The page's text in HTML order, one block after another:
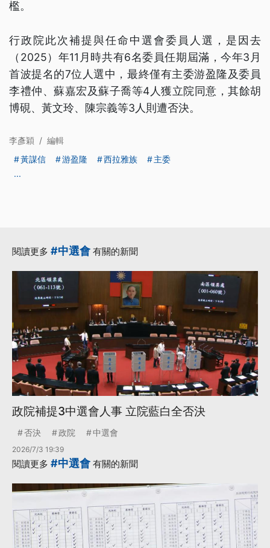
檻。
行政院此次補提與任命中選會委員人選，是因去
（2025）年11月時共有6名委員任期屆滿，今年3月
首波提名的7位人選中，最終僅有主委游盈隆及委員
李禮仲、蘇嘉宏及蘇子喬等4人獲立院同意，其餘胡
博硯、黃文玲、陳宗義等3人則遭否決。
李彥穎 / 編輯
黃謀信
游盈隆 西拉雅族
主委
...
閱讀更多 #中選會 有關的新聞
政院補提3中選會人事 立院藍白全否決
否決 政院 中選會
2026/7/3 19:39
閱讀更多 #中選會 有關的新聞